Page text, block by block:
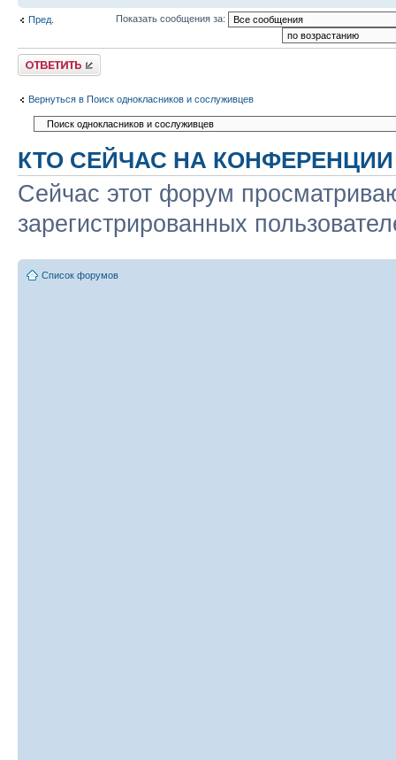
Пред. Показать сообщения за:
Ответить
Вернуться в Поиск однокласников и сослуживцев
КТО СЕЙЧАС НА КОНФЕРЕНЦИИ
Сейчас этот форум
зарегистрированных
Список форумов